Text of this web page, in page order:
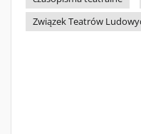
Związek Teatrów